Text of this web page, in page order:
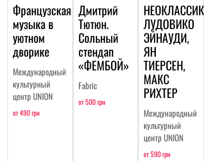
Французская
музыка в
уютном
дворике
Международный
культурный
центр UNION
от 490 грн
Дмитрий
Тютюн.
Сольный
стендап
«ФЕМБОЙ»
Fabric
от 500 грн
НЕОКЛАССИКА:
ЛУДОВИКО
ЭЙНАУДИ,
ЯН
ТИЕРСЕН,
МАКС
РИХТЕР
Международный
культурный
центр UNION
от 590 грн